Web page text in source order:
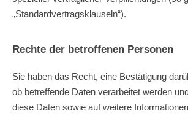
„Standardvertragsklauseln“).
Rechte der betroffenen Personen
Sie haben das Recht, eine Bestätigung
ob betreffende Daten verarbeitet werden
diese Daten sowie auf weitere